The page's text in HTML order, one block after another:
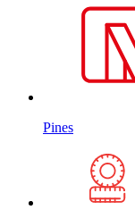
Pines